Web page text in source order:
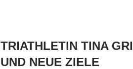
TRIATHLETIN TINA
UND NEUE ZIELE